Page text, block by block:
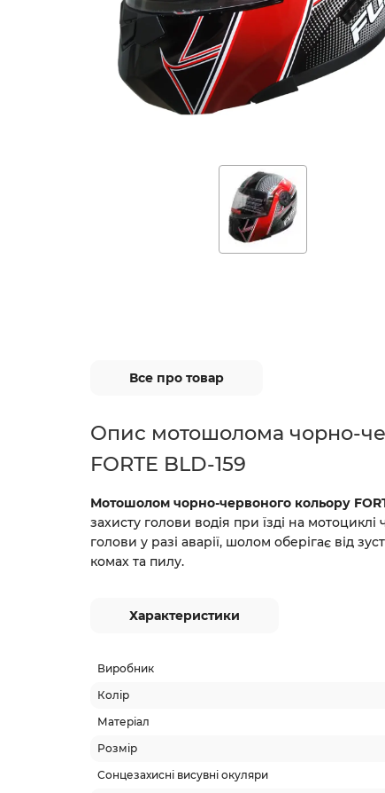
Все про товар
Опис мотошолома чорно-
FORTE BLD-159
Мотошолом чорно-червоного кольору
захисту голови водія при їзді на
голови у разі аварії, шолом оберігає від
комах та пилу.
Характеристики
Виробник
Колір
Матеріал
Розмір
Сонцезахисні висувні окуляри